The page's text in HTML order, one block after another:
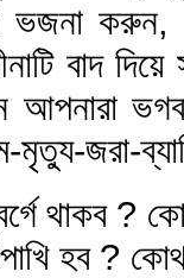
ভজনা করুন,
বাদ দিয়ে
আপনারা
জরা-
থাকব ?
হব ?